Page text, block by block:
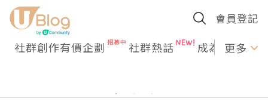
會員登記
社群創作有價企劃 社群熱話 成為U更多